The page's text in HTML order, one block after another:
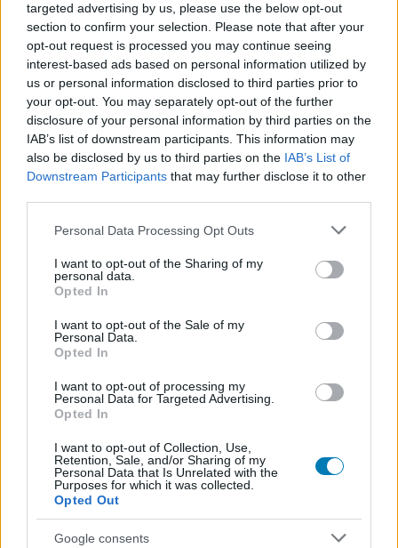
targeted advertising by us, please use the below opt-out
section to confirm your selection. Please note that after your
opt-out request is processed you may continue seeing
interest-based ads based on personal information utilized by
us or personal information disclosed to third parties prior to
your opt-out. You may separately opt-out of the further
disclosure of your personal information by third parties on the
IAB’s list of downstream participants. This information may
also be disclosed by us to third parties on the IAB’s List of
Downstream Participants that may further disclose it to other
Please note that this website/app uses one or more Google
not limited to your visit or usage behaviour. You may click to
grant or deny consent to Google and its third-party tags to
use your data for below specified purposes in below Google
consent section.
Personal Data Processing Opt Outs
I want to opt-out of the Sharing of my
personal data.
Opted In
I want to opt-out of the Sale of my
Personal Data.
Opted In
I want to opt-out of processing my
Personal Data for Targeted Advertising.
Opted In
I want to opt-out of Collection, Use,
Retention, Sale, and/or Sharing of my
Personal Data that Is Unrelated with the
Purposes for which it was collected.
Opted Out
Google consents
A Metal Gear Solid Delta: Snake Eater már most
nagyon jól néz ki, de a megjelenés még mindig
messze van
| 2024.09.27 15:06
A Tokyo Game Show 2024 sajtótájékoztatói erősen
indítottak: az első bemutatóban a Metal Gear Solid Deltát
láthattuk, amiből játékmenetbeli anyagokat kaptunk.
Hamarosan a StarCraft játékok is elérhetők lesznek a
Game Passban
A Tokyo Game Show alkalmából megejtett StarCraft-
bejelentés nem az, amire igazán vágytunk, de kezdetnek
megteszi.